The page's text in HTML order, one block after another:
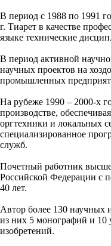
В период с 1988 по 1991
г. Тиарет в качестве
языке технические
В период активной
научных проектов на
промышленных
На рубеже 1990 – 2000-х
производстве,
оргтехники и локальных
специализированное
служб.
Почетный работник
Российской Федерации с
40 лет.
Автор более 130 научных
из них 5 монографий и 10
изобретений.